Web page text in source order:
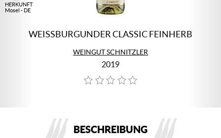
HERKUNFT
Mosel - DE
WEISSBURGUNDER CLASSIC FEINHERB
WEINGUT SCHNITZLER
2019
BESCHREIBUNG